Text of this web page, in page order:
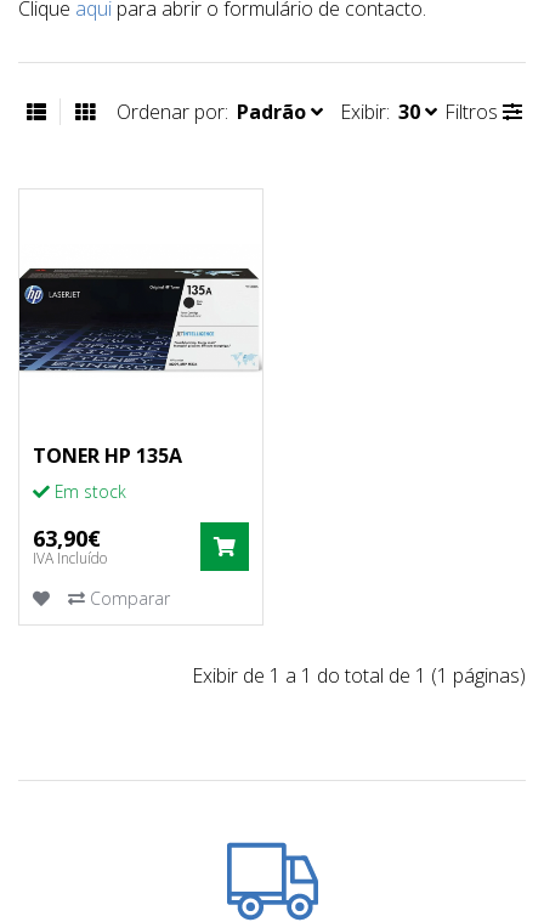
Clique aqui para abrir o formulário de contacto.
Ordenar por: Padrão Exibir: 30 Filtros
TONER HP 135A
Em stock
63,90€
IVA Incluído COMPRAR
Comparar
Exibir de 1 a 1 do total de 1 (1 páginas)